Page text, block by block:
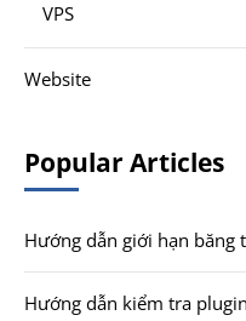
VPS
Website
Popular Articles
Hướng dẫn giới hạn băng
Hướng dẫn kiểm tra